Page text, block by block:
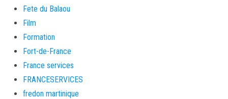
Fete du Balaou
Film
Formation
Fort-de-France
France services
FRANCESERVICES
fredon martinique